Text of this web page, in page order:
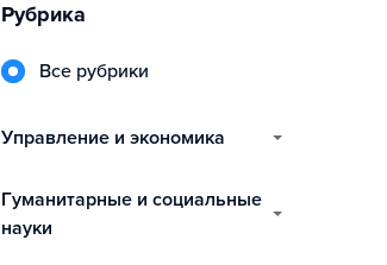
Рубрика
Все рубрики
управление и экономика
гуманитарные и социальные
науки